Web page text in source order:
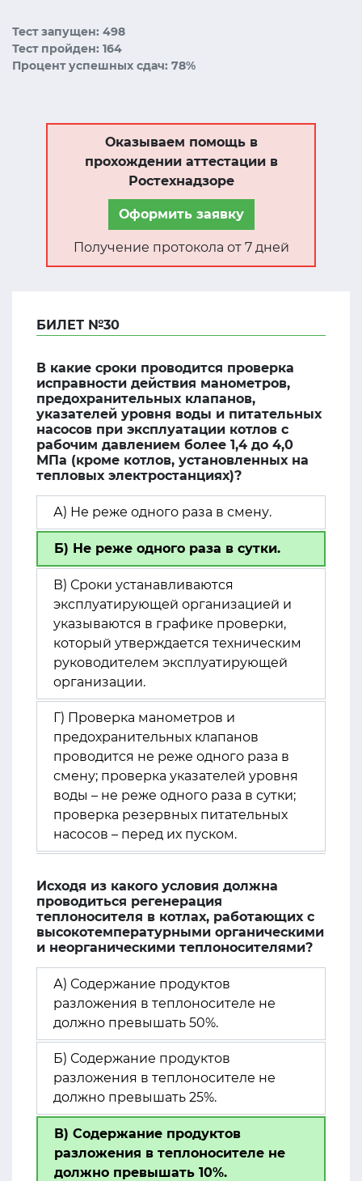
Тест запущен: 498
Тест пройден: 164
Процент успешных сдач: 78%
Оказываем помощь в
прохождении аттестации в
Ростехнадзоре
Оформить заявку
Получение протокола от 7 дней
БИЛЕТ №30
В какие сроки проводится проверка
исправности действия манометров,
предохранительных клапанов,
указателей уровня воды и питательных
насосов при эксплуатации котлов с
рабочим давлением более 1,4 до 4,0
МПа (кроме котлов, установленных на
тепловых электростанциях)?
А) Не реже одного раза в смену.
Б) Не реже одного раза в сутки.
В) Сроки устанавливаются
эксплуатирующей организацией и
указываются в графике проверки,
который утверждается техническим
руководителем эксплуатирующей
организации.
Г) Проверка манометров и
предохранительных клапанов
проводится не реже одного раза в
смену; проверка указателей уровня
воды – не реже одного раза в сутки;
проверка резервных питательных
насосов – перед их пуском.
Исходя из какого условия должна
проводиться регенерация
теплоносителя в котлах, работающих с
высокотемпературными органическими
и неорганическими теплоносителями?
А) Содержание продуктов
разложения в теплоносителе не
должно превышать 50%.
Б) Содержание продуктов
разложения в теплоносителе не
должно превышать 25%.
В) Содержание продуктов
разложения в теплоносителе не
должно превышать 10%.